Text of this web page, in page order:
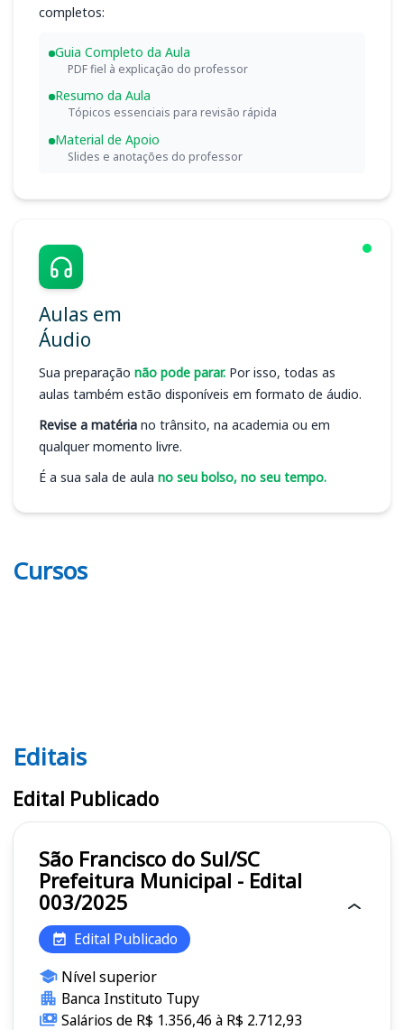
completos:
Guia Completo da Aula
PDF fiel à explicação do professor
Resumo da Aula
Tópicos essenciais para revisão rápida
Material de Apoio
Slides e anotações do professor
Aulas em
Áudio
Sua preparação não pode parar. Por isso, todas as
aulas também estão disponíveis em formato de áudio.
Revise a matéria no trânsito, na academia ou em
qualquer momento livre.
É a sua sala de aula no seu bolso, no seu tempo.
Cursos
Editais
Editais
Edital Publicado
São Francisco do Sul/SC
Prefeitura Municipal - Edital
003/2025
Edital Publicado
Nível superior
Banca Instituto Tupy
Salários de R$ 1.356,46 à R$ 2.712,93